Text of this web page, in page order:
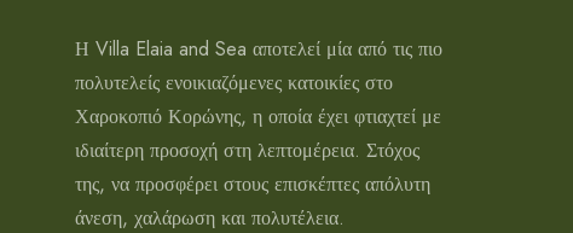
Η Villa Elaia and Sea αποτελεί μία από τις πιο
πολυτελείς ενοικιαζόμενες κατοικίες στο
Χαροκοπιό Κορώνης, η οποία έχει φτιαχτεί με
ιδιαίτερη προσοχή στη λεπτομέρεια. Στόχος
της, να προσφέρει στους επισκέπτες απόλυτη
άνεση, χαλάρωση και πολυτέλεια.